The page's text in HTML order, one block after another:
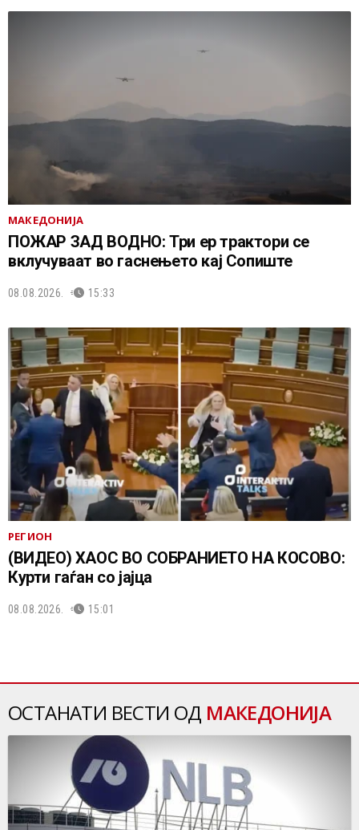
МАКЕДОНИЈА
ПОЖАР ЗАД ВОДНО: Три ер трактори се
вклучуваат во гаснењето кај Сопиште
08.08.2026. 15:33
РЕГИОН
(ВИДЕО) ХАОС ВО СОБРАНИЕТО НА КОСОВО:
Курти гаѓан со јајца
08.08.2026. 15:01
ОСТАНАТИ ВЕСТИ ОД МАКЕДОНИЈА